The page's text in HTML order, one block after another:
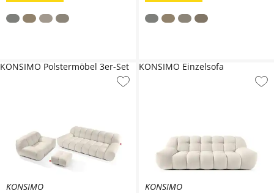
KONSIMO
KONSIMO Polstermöbel 3er-Set
KONSIMO
KONSIMO Einzelsofa